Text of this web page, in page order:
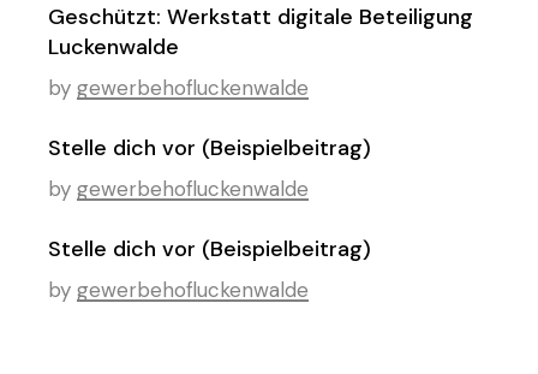
Geschützt: Werkstatt digitale Beteiligung
Luckenwalde
by gewerbehofluckenwalde
Stelle dich vor (Beispielbeitrag)
by gewerbehofluckenwalde
Stelle dich vor (Beispielbeitrag)
by gewerbehofluckenwalde